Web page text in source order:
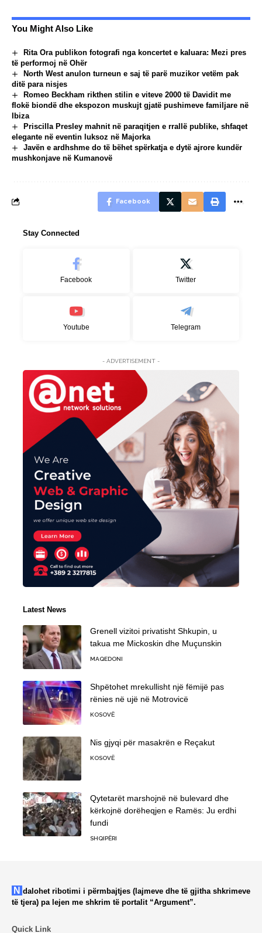
You Might Also Like
Rita Ora publikon fotografi nga koncertet e kaluara: Mezi pres
të performoj në Ohër
North West anulon turneun e saj të parë muzikor vetëm pak
ditë para nisjes
Romeo Beckham rikthen stilin e viteve 2000 të Davidit me
flokë biondë dhe ekspozon muskujt gjatë pushimeve familjare në
Ibiza
Priscilla Presley mahnit në paraqitjen e rrallë publike, shfaqet
elegante në eventin luksoz në Majorka
Javën e ardhshme do të bëhet spërkatja e dytë ajrore kundër
mushkonjave në Kumanovë
Facebook
Stay Connected
Facebook Twitter
Youtube Telegram
- ADVERTISEMENT -
Latest News
Grenell vizitoi privatisht Shkupin, u
takua me Mickoskin dhe Muçunskin
MAQEDONI
Shpëtohet mrekullisht një fëmijë pas
rënies në ujë në Motrovicë
KOSOVË
Nis gjyqi për masakrën e Reçakut
KOSOVË
Qytetarët marshojnë në bulevard dhe
kërkojnë dorëheqjen e Ramës: Ju erdhi
fundi
SHQIPËRI
Ndalohet ribotimi i përmbajtjes (lajmeve dhe të gjitha shkrimeve
të tjera) pa lejen me shkrim të portalit “Argument”.
Quick Link